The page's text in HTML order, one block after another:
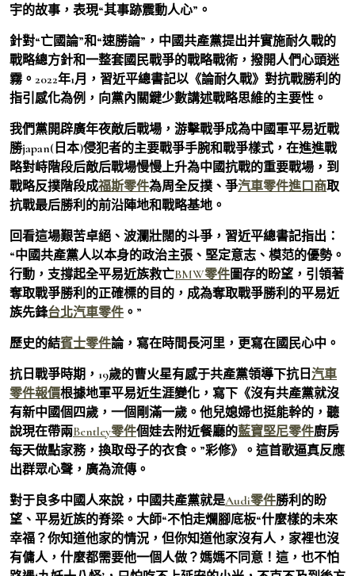
宇的故事，表現“其事跡震動人心”。
針對“亡國論”和“速勝論”，中國共產黨提出并實施耐久戰的
戰略總方針和一整套國民戰爭的戰略戰術，撥開人們心頭迷
霧。2022年1月，習近平總書記以《論耐久戰》對抗戰勝利的
指引感化為例，向黨內關鍵少數講述戰略思維的主要性。
我們黨開辟廣年夜敵后戰場，游擊戰爭成為中國軍平易近戰
勝japan(日本)侵犯者的主要戰爭手腕和戰爭樣式，在進進戰
略對峙階段后敵后戰場慢慢上升為中國抗戰的重要戰場，到
戰略反撲階段成福斯零件為周全反撲、爭汽車零件進口商取
抗戰最后勝利的前沿陣地和戰略基地。
回看這場艱苦卓絕、波瀾壯闊的斗爭，習近平總書記指出：
“中國共產黨人以本身的政治主張、堅定意志、模范的優勢。
行動，支撐起全平易近族救亡BMW零件圖存的盼望，引領著
奪取戰爭勝利的正確標的目的，成為奪取戰爭勝利的平易近
族先鋒台北汽車零件 。”
歷史的結賓士零件論，寫在時間長河里，更寫在國民心中。
抗日戰爭時期，19歲的曹火星有感于共產黨領導下抗日 汽車
零件報價根據地軍平易近生涯變化，寫下《沒有共產黨就沒
有新中國個四歲，一個剛滿一歲。他兒媳婦也挺能幹的，聽
說現在帶兩Bentley零件個娃去附近餐廳的藍寶堅尼零件廚房
每天做點家務，換取母子的衣食。”彩修》。這首歌逼真反應
出群眾心聲，廣為流傳。
對于良多中國人來說，中國共產黨就是Audi零件勝利的盼
望、平易近族的脊梁。大師“不怕走爛腳底板“什麼樣的未來
幸福？你知道他家的情況，但你知道他家沒有人，家裡也沒
有傭人，什麼都需要他一個人做？媽媽不同意！這，也不怕